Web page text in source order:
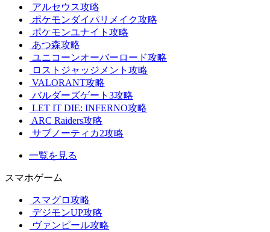
アルセウス攻略
ポケモンダイパリメイク攻略
ポケモンユナイト攻略
あつ森攻略
ユニコーンオーバーロード攻略
ロストジャッジメント攻略
VALORANT攻略
バルダーズゲート3攻略
LET IT DIE: INFERNO攻略
ARC Raiders攻略
サブノーティカ2攻略
一覧を見る
スマホゲーム
スマグロ攻略
デジモンUP攻略
ヴァンピール攻略